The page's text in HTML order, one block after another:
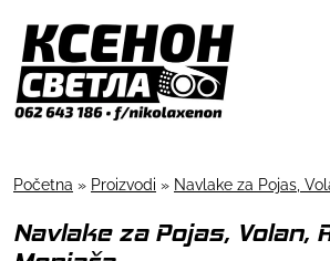
Početna » Proizvodi » Navlake za Pojas,
Navlake za Pojas, Volan,